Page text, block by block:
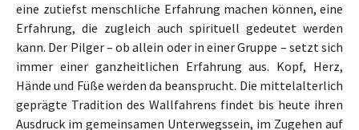
eine zutiefst menschliche Erfahrung machen können, eine
Erfahrung, die zugleich auch spirituell gedeutet werden
kann. Der Pilger – ob allein oder in einer Gruppe – setzt sich
immer einer ganzheitlichen Erfahrung aus. Kopf, Herz,
Hände und Füße werden da beansprucht. Die mittelalterlich
geprägte Tradition des Wallfahrens findet bis heute ihren
Ausdruck im gemeinsamen Unterwegssein, im Zugehen auf